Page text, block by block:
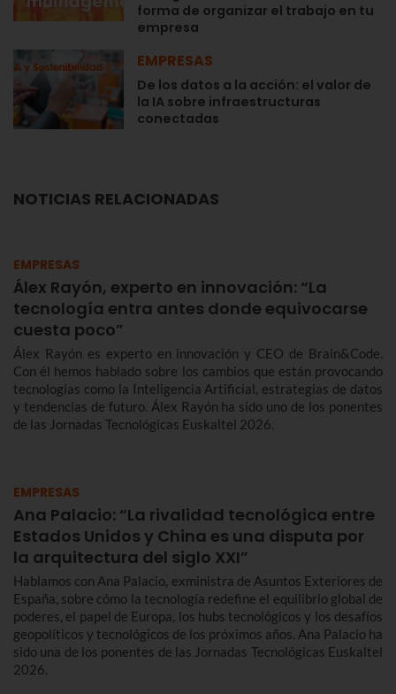
forma de organizar el trabajo en tu
empresa
EMPRESAS
De los datos a la acción: el valor de
la IA sobre infraestructuras
conectadas
NOTICIAS RELACIONADAS
EMPRESAS
Álex Rayón, experto en innovación: “La
tecnología entra antes donde equivocarse
cuesta poco”
Álex Rayón es experto en innovación y CEO de Brain&Code.
Con él hemos hablado sobre los cambios que están provocando
tecnologías como la Inteligencia Artificial, estrategias de datos
y tendencias de futuro. Álex Rayón ha sido uno de los ponentes
de las Jornadas Tecnológicas Euskaltel 2026.
EMPRESAS
Ana Palacio: “La rivalidad tecnológica entre
Estados Unidos y China es una disputa por
la arquitectura del siglo XXI”
Hablamos con Ana Palacio, exministra de Asuntos Exteriores de
España, sobre cómo la tecnología redefine el equilibrio global de
poderes, el papel de Europa, los hubs tecnológicos y los desafíos
geopolíticos y tecnológicos de los próximos años. Ana Palacio ha
sido una de los ponentes de las Jornadas Tecnológicas Euskaltel
2026.